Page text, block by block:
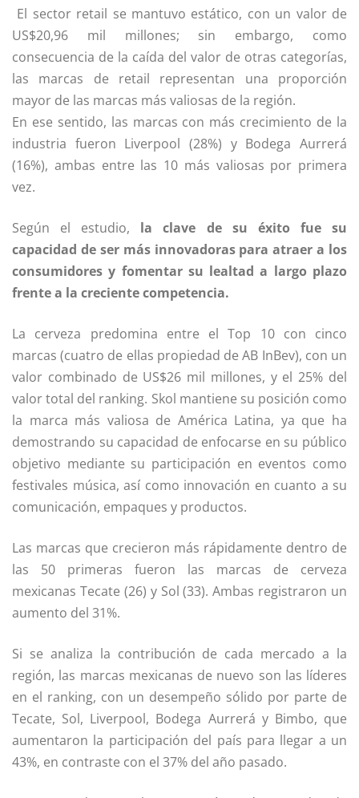
El sector retail se mantuvo estático, con un valor de
US$20,96 mil millones; sin embargo, como
consecuencia de la caída del valor de otras categorías,
las marcas de retail representan una proporción
mayor de las marcas más valiosas de la región.
En ese sentido, las marcas con más crecimiento de la
industria fueron Liverpool (28%) y Bodega Aurrerá
(16%), ambas entre las 10 más valiosas por primera
vez.
Según el estudio, la clave de su éxito fue su
capacidad de ser más innovadoras para atraer a los
consumidores y fomentar su lealtad a largo plazo
frente a la creciente competencia.
La cerveza predomina entre el Top 10 con cinco
marcas (cuatro de ellas propiedad de AB InBev), con un
valor combinado de US$26 mil millones, y el 25% del
valor total del ranking. Skol mantiene su posición como
la marca más valiosa de América Latina, ya que ha
demostrando su capacidad de enfocarse en su público
objetivo mediante su participación en eventos como
festivales música, así como innovación en cuanto a su
comunicación, empaques y productos.
Las marcas que crecieron más rápidamente dentro de
las 50 primeras fueron las marcas de cerveza
mexicanas Tecate (26) y Sol (33). Ambas registraron un
aumento del 31%.
Si se analiza la contribución de cada mercado a la
región, las marcas mexicanas de nuevo son las líderes
en el ranking, con un desempeño sólido por parte de
Tecate, Sol, Liverpool, Bodega Aurrerá y Bimbo, que
aumentaron la participación del país para llegar a un
43%, en contraste con el 37% del año pasado.